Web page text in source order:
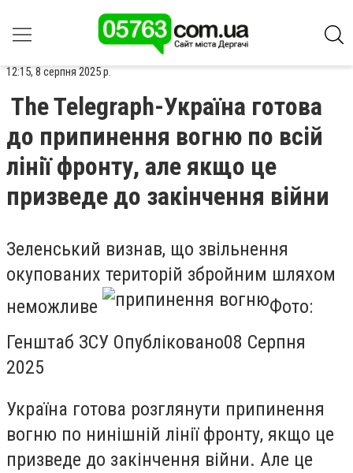
12:15, 8 серпня 2025 р.
The Telegraph-Україна готова
до припинення вогню по всій
лінії фронту, але якщо це
призведе до закінчення війни
Зеленський визнав, що звільнення
окупованих територій збройним шляхом
неможливе
Фото:
Генштаб ЗСУ Опубліковано08 Серпня
2025
Україна готова розглянути припинення
вогню по нинішній лінії фронту, якщо це
призведе до закінчення війни. Але це